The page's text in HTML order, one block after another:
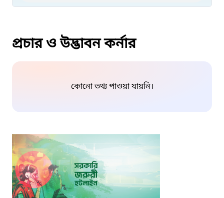
প্রচার ও উদ্ভাবন কর্নার
কোনো তথ্য পাওয়া যায়নি।